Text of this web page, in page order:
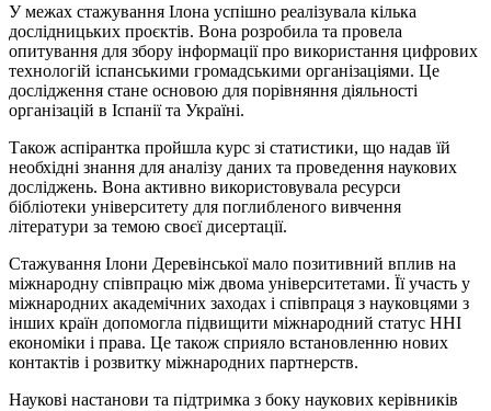
У межах стажування Ілона успішно реалізувала кілька
дослідницьких проєктів. Вона розробила та провела
опитування для збору інформації про використання цифрових
технологій іспанськими громадськими організаціями. Це
дослідження стане основою для порівняння діяльності
організацій в Іспанії та Україні.
Також аспірантка пройшла курс зі статистики, що надав їй
необхідні знання для аналізу даних та проведення наукових
досліджень. Вона активно використовувала ресурси
бібліотеки університету для поглибленого вивчення
літератури за темою своєї дисертації.
Стажування Ілони Деревінської мало позитивний вплив на
міжнародну співпрацю між двома університетами. Її участь у
міжнародних академічних заходах і співпраця з науковцями з
інших країн допомогла підвищити міжнародний статус ННІ
економіки і права. Це також сприяло встановленню нових
контактів і розвитку міжнародних партнерств.
Наукові настанови та підтримка з боку наукових керівників